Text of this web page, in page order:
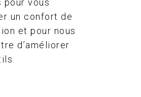
pour vous
un confort de
et pour nous
d’améliorer